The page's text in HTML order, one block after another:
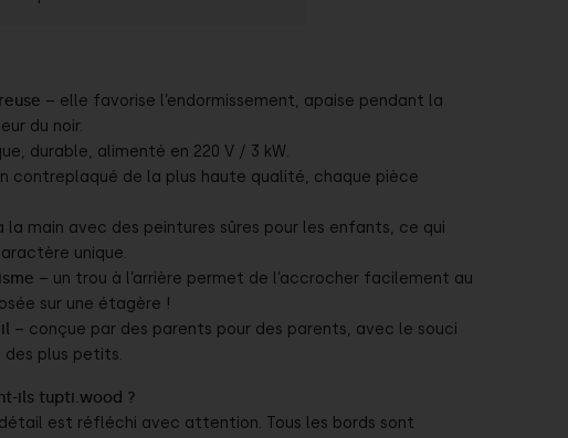
– elle favorise l’endormissement, apaise pendant la
du noir.
durable, alimenté en 220 V / 3 kW.
contreplaqué de la plus haute qualité, chaque pièce
la main avec des peintures sûres pour les enfants, ce qui
unique.
– un trou à l’arrière permet de l’accrocher facilement au
sur une étagère !
– conçue par des parents pour des parents, avec le souci
plus petits.
ils tupti.wood ?
est réfléchi avec attention. Tous les bords sont